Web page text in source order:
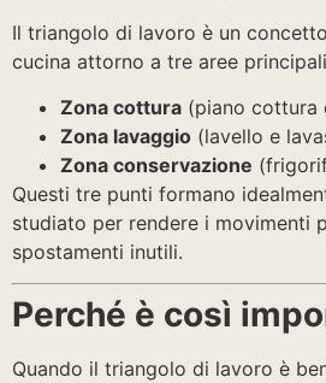
Il triangolo di lavoro è un
cucina attorno a tre aree
Zona cottura (piano cottura
Zona lavaggio (lavello e
Zona conservazione
Questi tre punti formano
studiato per rendere i movimenti
spostamenti inutili.
Perché è così
Quando il triangolo di lavoro è